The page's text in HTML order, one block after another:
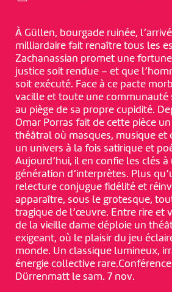
À Güllen, bourgade ruinée,
milliardaire fait renaître tous les
Zachanassian promet une
justice soit rendue – et que
soit exécuté. Face à ce pacte
vacille et toute une communauté
au piège de sa propre cupidité.
Omar Porras fait de cette pièce
théâtral où masques, musique et
un univers à la fois satirique et
Aujourd’hui, il en confie les clés
génération d’interprètes. Plus
relecture conjugue fidélité et
apparaître, sous le grotesque,
tragique de l’œuvre. Entre rire et
de la vieille dame déploie un
exigeant, où le plaisir du jeu
monde. Un classique lumineux,
énergie collective
Dürrenmatt le sam. 7 nov.